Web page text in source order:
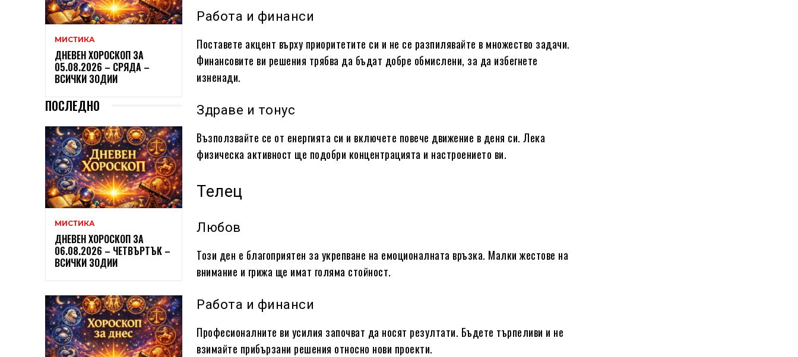
МИСТИКА
ДНЕВЕН ХОРОСКОП ЗА
05.08.2026 – СРЯДА –
ВСИЧКИ ЗОДИИ
ПОСЛЕДНО
МИСТИКА
ДНЕВЕН ХОРОСКОП ЗА
06.08.2026 – ЧЕТВЪРТЪК –
ВСИЧКИ ЗОДИИ
Работа и финанси
Поставете акцент върху приоритетите си и не се разпилявайте в множество задачи.
Финансовите ви решения трябва да бъдат добре обмислени, за да избегнете
изненади.
Здраве и тонус
Възползвайте се от енергията си и включете повече движение в деня си. Лека
физическа активност ще подобри концентрацията и настроението ви.
Телец
Любов
Този ден е благоприятен за укрепване на емоционалната връзка. Малки жестове на
внимание и грижа ще имат голяма стойност.
Работа и финанси
Професионалните ви усилия започват да носят резултати. Бъдете търпеливи и не
взимайте прибързани решения относно нови проекти.